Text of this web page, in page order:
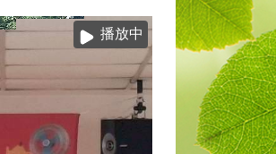
播放中